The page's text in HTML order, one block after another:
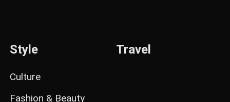
Style
Culture
Fashion & Beauty
Travel